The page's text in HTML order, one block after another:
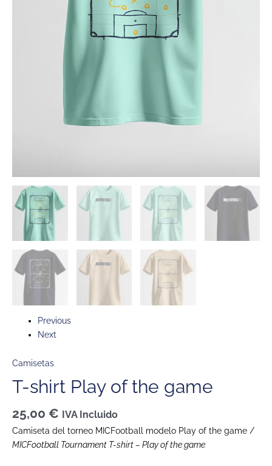
Previous
Next
Camisetas
T-shirt Play of the game
25,00 € IVA Incluido
Camiseta del torneo MICFootball modelo Play of the game /
MICFootball Tournament T-shirt – Play of the game